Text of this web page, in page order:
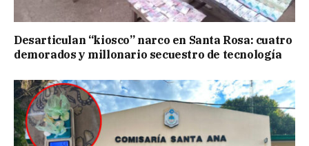
Desarticulan “kiosco” narco en Santa Rosa: cuatro
demorados y millonario secuestro de tecnología